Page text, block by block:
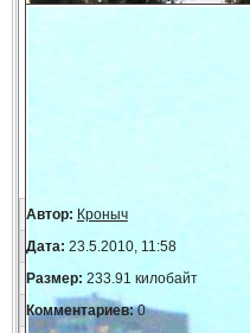
Автор: Кроныч
Дата: 23.5.2010, 11:58
Размер: 233.91 килобайт
Комментариев:0